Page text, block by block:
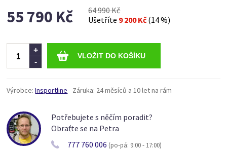
55 790 Kč
64 990 Kč
Ušetříte 9 200 Kč(14 %)
-
+
Výrobce: Insportline Záruka: 24 měsíců a 10 let na rám
Potřebujete s něčím poradit?
Obraťte se na Petra
777 760 006 (po-pá: 9:00 - 17:00)